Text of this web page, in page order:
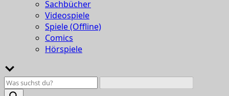
Sachbücher
Videospiele
Spiele (Offline)
Comics
Hörspiele